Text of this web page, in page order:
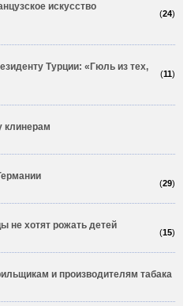
(24)
искусство
(11)
Турции: «Гюль из тех,
клинерам
(29)
(15)
не хотят рожать детей
и производителям табака